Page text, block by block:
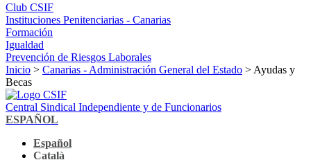
Club CSIF
Instituciones Penitenciarias - Canarias
Formación
Igualdad
Prevención de Riesgos Laborales
Inicio > Canarias - Administración General del Estado > Ayudas y
Becas
Central Sindical Independiente y de Funcionarios
ESPAÑOL
Español
Català